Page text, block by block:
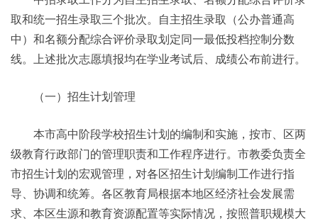
取和统一招生录取三个批次。自主招生录取（公办普通高
中）和名额分配综合评价录取划定同一最低投档控制分数
线。上述批次志愿填报均在学业考试后、成绩公布前进行。
（一）招生计划管理
本市高中阶段学校招生计划的编制和实施，按市、区两
级教育行政部门的管理职责和工作程序进行。市教委负责全
市招生计划的宏观管理，对各区招生计划编制工作进行指
导、协调和统筹。各区教育局根据本地区经济社会发展需
求、本区生源和教育资源配置等实际情况，按照普职规模大